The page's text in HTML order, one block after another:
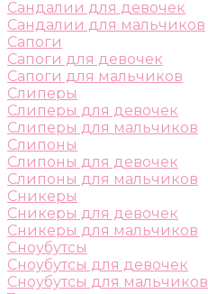
Сандалии для девочек
Сандалии для мальчиков
Сапоги
Сапоги для девочек
Сапоги для мальчиков
Слиперы
Слиперы для девочек
Слиперы для мальчиков
Слипоны
Слипоны для девочек
Слипоны для мальчиков
Сникеры
Сникеры для девочек
Сникеры для мальчиков
Сноубутсы
Сноубутсы для девочек
Сноубутсы для мальчиков